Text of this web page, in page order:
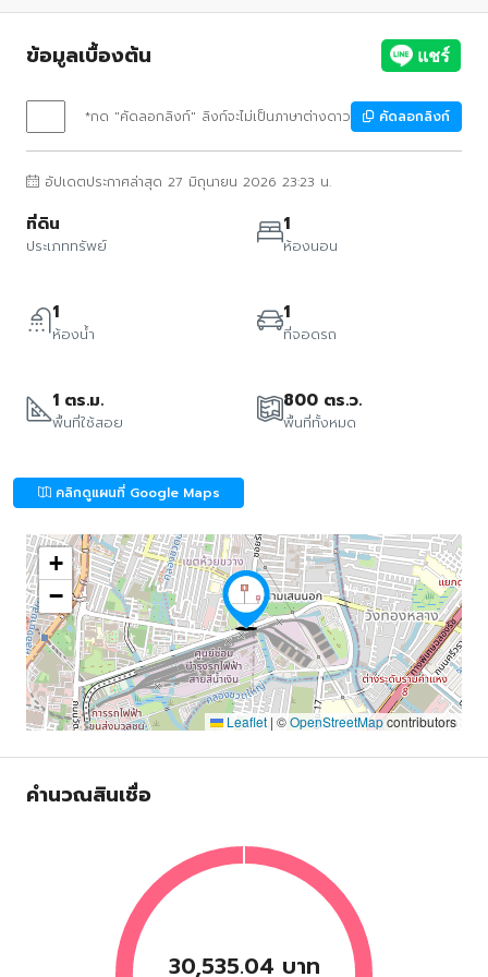
ข้อมูลเบื้องต้น
*กด "คัดลอกลิงก์" ลิงก์จะไม่เป็นภาษาต่างดาว คัดลอกลิงก์
อัปเดตประกาศล่าสุด 27 มิถุนายน 2026 23:23 น.
ที่ดิน
ประเภททรัพย์
1
ห้องนอน
1
ห้องน้ำ
1
ที่จอดรถ
1 ตร.ม.
พื้นที่ใช้สอย
800 ตร.ว.
พื้นที่ทั้งหมด
คลิกดูแผนที่ Google Maps
+
−
Leaflet | ©OpenStreetMapcontributors
คำนวณสินเชื่อ
30,535.04 บาท